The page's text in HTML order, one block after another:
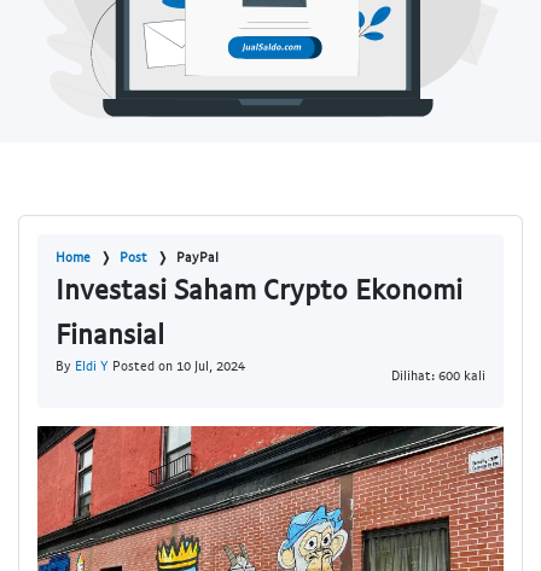
Home Post PayPal
Investasi Saham Crypto Ekonomi
Finansial
By Eldi Y Posted on 10 Jul, 2024
Dilihat: 600 kali